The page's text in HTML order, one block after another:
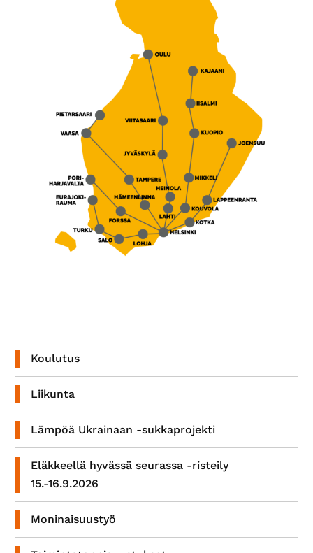
sivupalkki
Koulutus
Liikunta
Lämpöä Ukrainaan -sukkaprojekti
Eläkkeellä hyvässä seurassa -risteily
15.-16.9.2026
Moninaisuustyö